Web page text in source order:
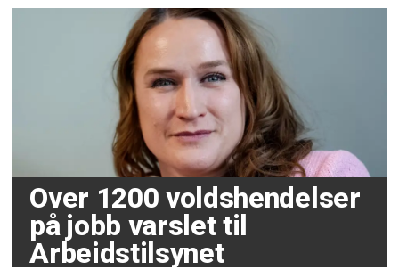
Over 1200 voldshendelser
på jobb varslet til
Arbeidstilsynet